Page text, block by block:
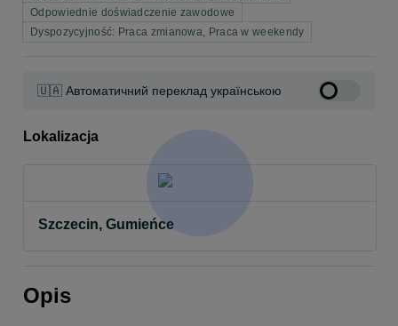
Odpowiednie doświadczenie zawodowe
Dyspozycyjność: Praca zmianowa, Praca w weekendy
🇺🇦 Автоматичний переклад українською
Lokalizacja
Szczecin, Gumieńce
Opis